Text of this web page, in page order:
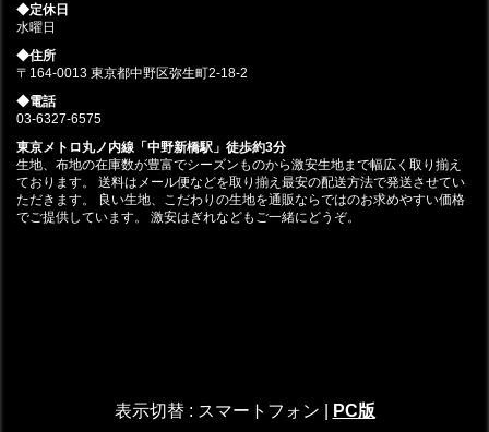
◆定休日
水曜日
◆住所
〒164-0013 東京都中野区弥生町2-18-2
◆電話
03-6327-6575
東京メトロ丸ノ内線「中野新橋駅」徒歩約3分
生地、布地の在庫数が豊富でシーズンものから激安生地まで幅広く取り揃え
ております。 送料はメール便などを取り揃え最安の配送方法で発送させてい
ただきます。 良い生地、こだわりの生地を通販ならではのお求めやすい価格
でご提供しています。 激安はぎれなどもご一緒にどうぞ。
表示切替 : スマートフォン PC版